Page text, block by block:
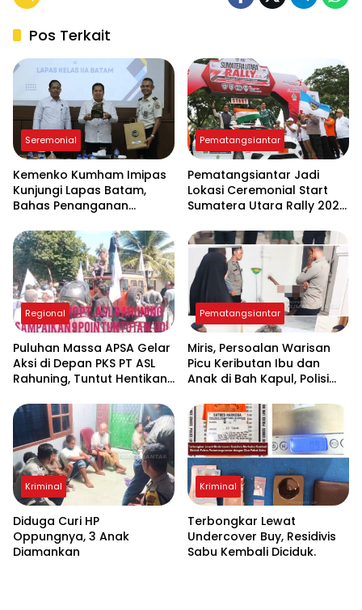
Pos Terkait
Seremonial
Kemenko Kumham Imipas
Kunjungi Lapas Batam,
Bahas Penanganan
Implementasi KUHP Baru
Pematangsiantar
Pematangsiantar Jadi
Lokasi Ceremonial Start
Sumatera Utara Rally 2026
Regional
Puluhan Massa APSA Gelar
Aksi di Depan PKS PT ASL
Rahuning, Tuntut Hentikan
Sungai Asahan
Pematangsiantar
Miris, Persoalan Warisan
Picu Keributan Ibu dan
Anak di Bah Kapul, Polisi
Kriminal
Diduga Curi HP
Oppungnya, 3 Anak
Diamankan
Kriminal
Terbongkar Lewat
Undercover Buy, Residivis
Sabu Kembali Diciduk.